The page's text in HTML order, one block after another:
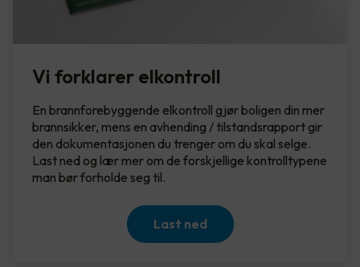
Vi forklarer elkontroll
En brannforebyggende elkontroll gjør boligen din mer
brannsikker, mens en avhending / tilstandsrapport gir
den dokumentasjonen du trenger om du skal selge.
Last ned og lær mer om de forskjellige kontrolltypene
man bør forholde seg til.
Last ned